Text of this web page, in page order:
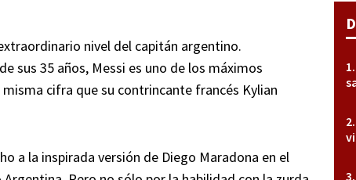
nivel del capitán argentino.
sus 35 años, Messi es uno de los máximos
cifra que su contrincante francés Kylian
a la inspirada versión de Diego Maradona en el